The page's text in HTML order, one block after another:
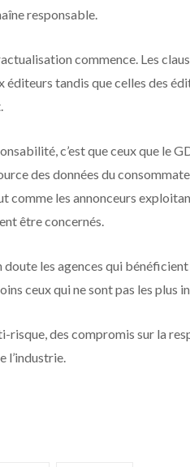
responsable.
commence. Les
tandis que celles des
c’est que ceux que le
des données du
comme les annonceurs
être concernés.
doute les agences qui
ceux qui ne sont pas les plus
risque, des compromis sur la
l’industrie.